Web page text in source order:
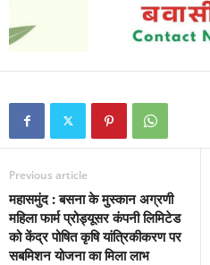
Previous article
महासमुंद : बसना के मुस्कान अग्रणी
महिला फार्म प्रोड्यूसर कंपनी लिमिटेड
को केंद्र पोषित कृषि यांत्रिकीकरण पर
सबमिशन योजना का मिला लाभ